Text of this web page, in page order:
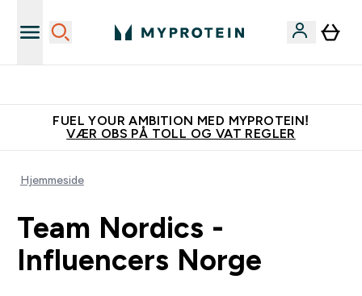
FUEL YOUR AMBITION MED MYPROTEIN!
VÆR OBS PÅ TOLL OG VAT REGLER
Hjemmeside
Team Nordics -
Influencers Norge